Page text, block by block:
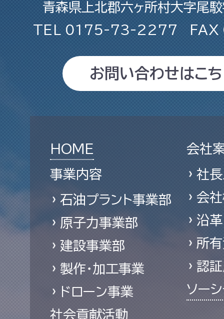
青森県上北郡六ヶ所村大字
TEL 0175-73-2277 FAX
お問い合わせはこ
HOME
事業内容
石油プラント事業部
原子力事業部
建設事業部
製作・加工事業
ドローン事業
社会貢献活動
会社
社長
会
沿革
所
認
ソー